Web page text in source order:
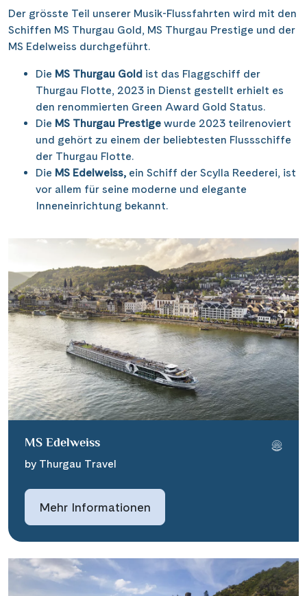
Der grösste Teil unserer Musik-Flussfahrten wird mit den
Schiffen MS Thurgau Gold, MS Thurgau Prestige und der
MS Edelweiss durchgeführt.
Die MS Thurgau Gold ist das Flaggschiff der
Thurgau Flotte, 2023 in Dienst gestellt erhielt es
den renommierten Green Award Gold Status.
Die MS Thurgau Prestige wurde 2023 teilrenoviert
und gehört zu einem der beliebtesten Flussschiffe
der Thurgau Flotte.
Die MS Edelweiss, ein Schiff der Scylla Reederei, ist
vor allem für seine moderne und elegante
Inneneinrichtung bekannt.
MS Edelweiss
by Thurgau Travel
Mehr Informationen